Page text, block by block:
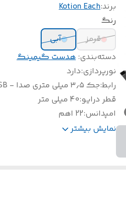
برند:Kotion Each
رنگ
قرمز
آبی
دسته‌بندی: هدست گیمینگ
نورپردازی:دارد
رابط:جک ۳٫۵ میلی متری صدا - USB
قطر درایو:40 میلی متر
امپدانس:22 اهم
پاسخ فرکانسی هدفون
نمایش بیشتر